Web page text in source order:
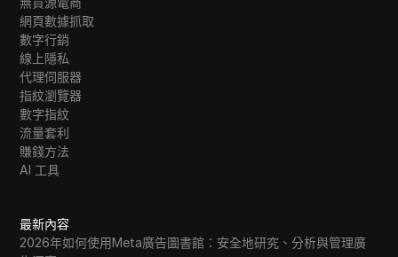
網頁數據抓取
數字行銷
線上隱私
代理伺服器
指紋瀏覽器
數字指紋
流量套利
賺錢方法
AI 工具
最新內容
2026年如何使用Meta廣告圖書館：安全地研究、分析與管理廣